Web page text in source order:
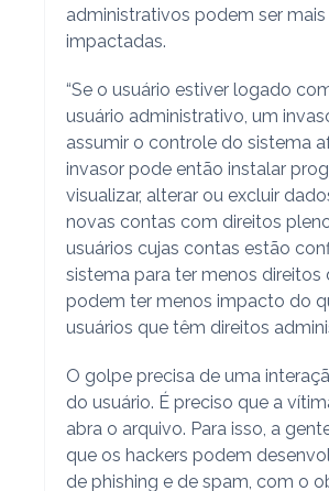
administrativos podem ser mais
impactadas.
“Se o usuário estiver logado
usuário administrativo, um
assumir o controle do sistema
invasor pode então instalar
visualizar, alterar ou excluir
novas contas com direitos
usuários cujas contas estão
sistema para ter menos direitos
podem ter menos impacto do
usuários que têm direitos
O golpe precisa de uma
do usuário. É preciso que a
abra o arquivo. Para isso, a
que os hackers podem
de phishing e de spam, com o